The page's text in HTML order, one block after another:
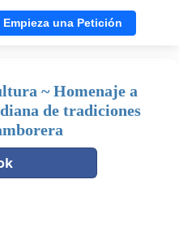
Empieza una Petición
~ Homenaje a
de tradiciones